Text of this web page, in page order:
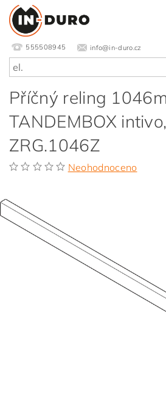
555508945 info@in-duro.cz
Příčný reling
TANDEMBOX
ZRG.1046Z
Neohodnoceno